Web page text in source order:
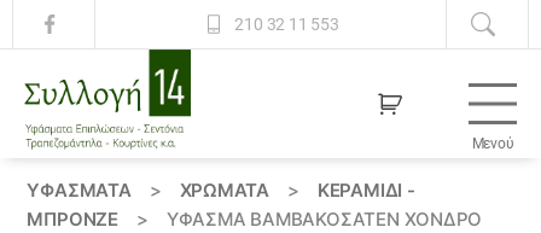
210 32 11 553
14
Μενού
ΥΦΆΣΜΑΤΑ > ΧΡΏΜΑΤΑ >
ΚΕΡΑΜΙΔΙ -
ΜΠΡΟΝΖΕ
>
ΎΦΑΣΜΑ ΒΑΜΒΑΚΟΣΑΤΈΝ ΧΟΝΔΡΌ